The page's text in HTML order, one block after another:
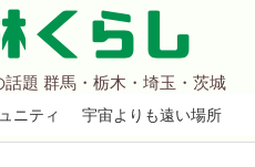
くらし
題 群馬・栃木・埼玉・茨城
ニティ 宇宙よりも遠い場所